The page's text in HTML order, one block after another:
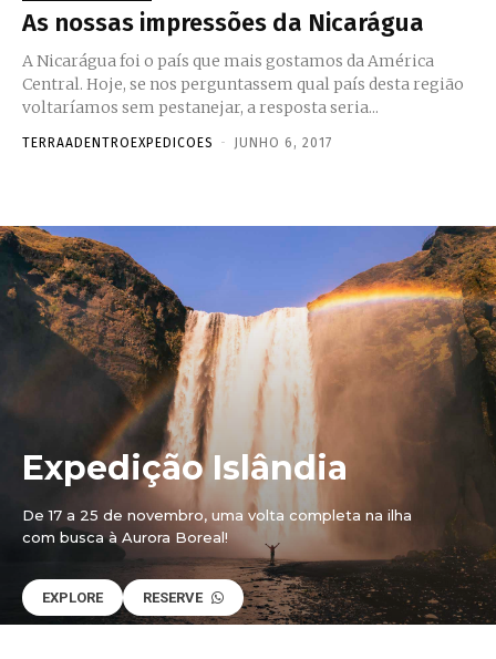
As nossas impressões da Nicarágua
A Nicarágua foi o país que mais gostamos da América
Central. Hoje, se nos perguntassem qual país desta região
voltaríamos sem pestanejar, a resposta seria...
TERRAADENTROEXPEDICOES - JUNHO 6, 2017
Expedição Islândia
De 17 a 25 de novembro, uma volta completa na ilha
com busca à Aurora Boreal!
EXPLORE RESERVE